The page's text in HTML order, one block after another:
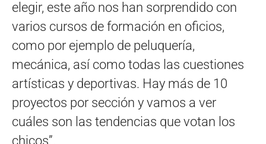
elegir, este año nos han sorprendido con
varios cursos de formación en oficios,
como por ejemplo de peluquería,
mecánica, así como todas las cuestiones
artísticas y deportivas. Hay más de 10
proyectos por sección y vamos a ver
cuáles son las tendencias que votan los
chicos”.